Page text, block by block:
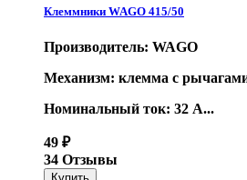
Клеммники WAGO 415/50
Производитель: WAGO
Механизм: клемма с
Номинальный ток: 32 А...
49 ₽
34 Отзывы